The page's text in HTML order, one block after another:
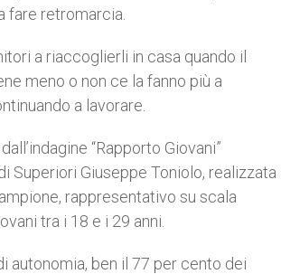
fare retromarcia.
a riaccoglierli in casa quando il
meno o non ce la fanno più a
a lavorare.
“Rapporto Giovani”
Superiori Giuseppe Toniolo, realizzata
rappresentativo su scala
tra i 18 e i 29 anni.
autonomia, ben il 77 per cento dei